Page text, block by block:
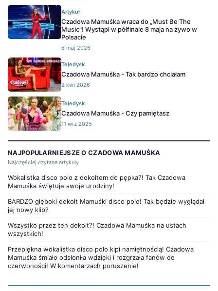
Artykuł
Czadowa Mamuśka wraca do „Must Be The
Music"! Wystąpi w półfinale 8 maja na żywo w
Polsacie
6 maj 2026
Teledysk
Czadowa Mamuśka - Tak bardzo chciałam
2 kwi 2026
Teledysk
Czadowa Mamuśka - Czy pamiętasz
11 wrz 2025
NAJPOPULARNIEJSZE O CZADOWA MAMUŚKA
Najczęściej czytane artykuły
Wokalistka disco polo z dekoltem do pępka?! Tak Czadowa
Mamuśka świętuje swoje urodziny!
BARDZO głęboki dekolt Mamuśki disco polo! Tak będzie wyglądał
jej nowy klip?
Wszystko przez ten dekolt?! Czadowa Mamuśka na ustach
wszystkich!
Przepiękna wokalistka disco polo kipi namiętnością! Czadowa
Mamuśka śmiało odsłoniła wdzięki i rozgrzała fanów do
czerwoności! W komentarzach poruszenie!